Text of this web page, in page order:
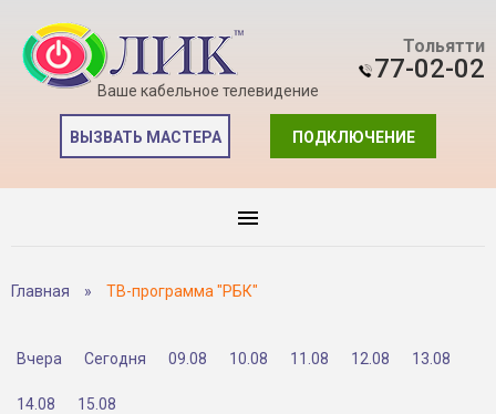
Ваше кабельное телевидение
Тольятти
77-02-02
ПОДКЛЮЧЕНИЕ
ВЫЗВАТЬ МАСТЕРА
Главная » ТВ-программа "РБК"
Вчера Сегодня 09.08 10.08 11.08 12.08 13.08
14.08 15.08